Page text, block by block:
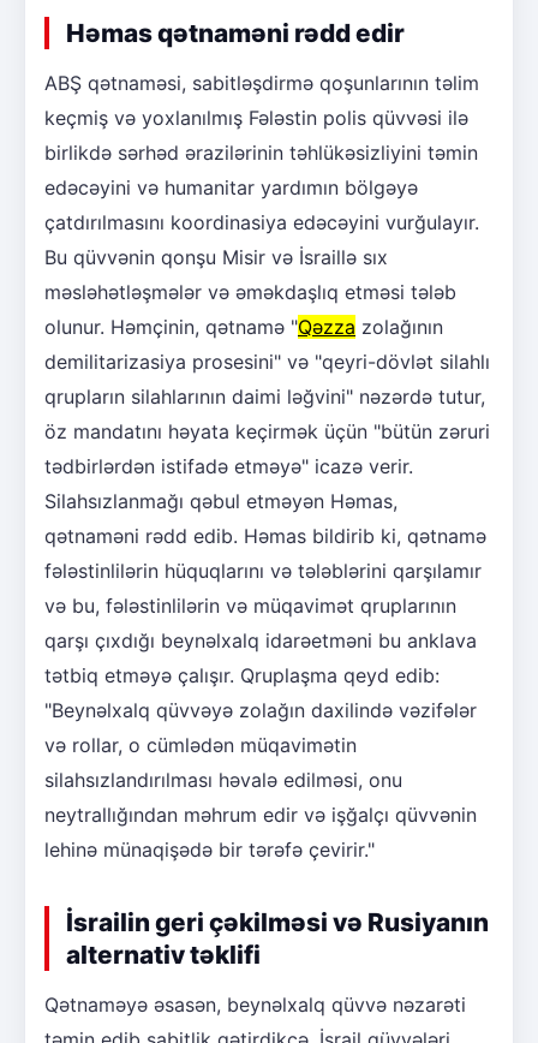
Həmas qətnaməni rədd edir
ABŞ qətnaməsi, sabitləşdirmə qoşunlarının təlim
keçmiş və yoxlanılmış Fələstin polis qüvvəsi ilə
birlikdə sərhəd ərazilərinin təhlükəsizliyini təmin
edəcəyini və humanitar yardımın bölgəyə
çatdırılmasını koordinasiya edəcəyini vurğulayır.
Bu qüvvənin qonşu Misir və İsraillə sıx
məsləhətləşmələr və əməkdaşlıq etməsi tələb
olunur. Həmçinin, qətnamə "Qəzza zolağının
demilitarizasiya prosesini" və "qeyri-dövlət silahlı
qrupların silahlarının daimi ləğvini" nəzərdə tutur,
öz mandatını həyata keçirmək üçün "bütün zəruri
tədbirlərdən istifadə etməyə" icazə verir.
Silahsızlanmağı qəbul etməyən Həmas,
qətnaməni rədd edib. Həmas bildirib ki, qətnamə
fələstinlilərin hüquqlarını və tələblərini qarşılamır
və bu, fələstinlilərin və müqavimət qruplarının
qarşı çıxdığı beynəlxalq idarəetməni bu anklava
tətbiq etməyə çalışır. Qruplaşma qeyd edib:
"Beynəlxalq qüvvəyə zolağın daxilində vəzifələr
və rollar, o cümlədən müqavimətin
silahsızlandırılması həvalə edilməsi, onu
neytrallığından məhrum edir və işğalçı qüvvənin
lehinə münaqişədə bir tərəfə çevirir."
İsrailin geri çəkilməsi və Rusiyanın
alternativ təklifi
Qətnaməyə əsasən, beynəlxalq qüvvə nəzarəti